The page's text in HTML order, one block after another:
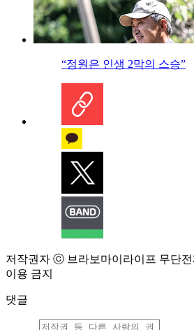
“정원은 인생 2막의 스승”
저작권자 ⓒ 브라보마이라이프 무단
이용 금지
댓글